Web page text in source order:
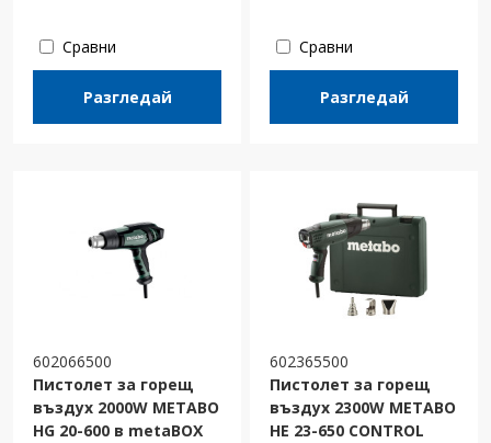
Сравни
Разгледай
Сравни
Разгледай
602066500
Пистолет за горещ
въздух 2000W METABO
HG 20-600 в metaBOX
602365500
Пистолет за горещ
въздух 2300W METABO
HE 23-650 CONTROL